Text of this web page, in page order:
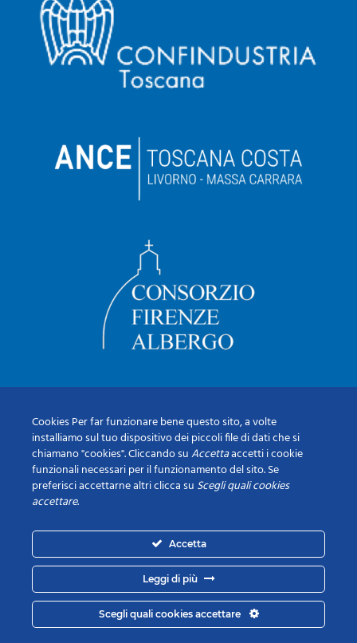
Cookies Per far funzionare bene questo sito, a volte
installiamo sul tuo dispositivo dei piccoli file di dati che si
chiamano "cookies". Cliccando suAccettaaccetti i cookie
funzionali necessari per il funzionamento del sito. Se
preferisci accettarne altri clicca su Scegli quali cookies
accettare.
Accetta
Leggi di più
Scegli quali cookies accettare